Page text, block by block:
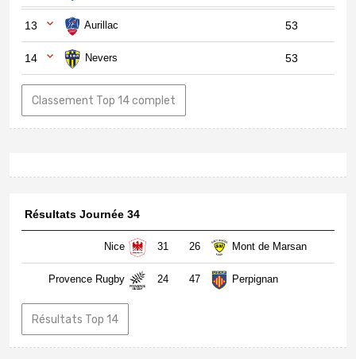
13 Aurillac 53
14 Nevers 53
Classement Top 14 complet
Résultats Journée 34
Nice 31 26 Mont de Marsan
Provence Rugby 24 47 Perpignan
Résultats Top 14